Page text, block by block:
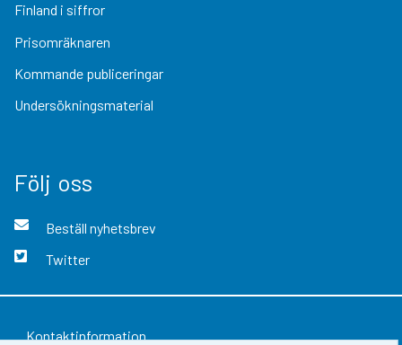
Finland i siffror
Prisomräknaren
Kommande publiceringar
Undersökningsmaterial
Följ oss
Beställ nyhetsbrev
Twitter
Kontaktinformation